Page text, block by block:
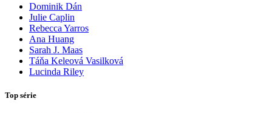
Dominik Dán
Julie Caplin
Rebecca Yarros
Ana Huang
Sarah J. Maas
Táňa Keleová Vasilková
Lucinda Riley
Top série